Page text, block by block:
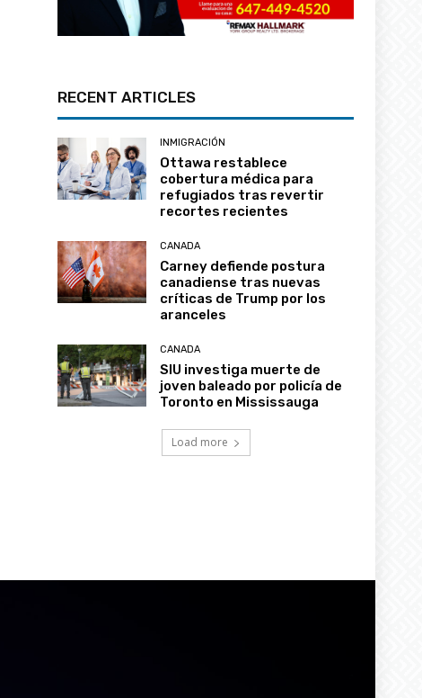
RECENT ARTICLES
INMIGRACIÓN
Ottawa restablece
cobertura médica para
refugiados tras revertir
recortes recientes
CANADA
Carney defiende postura
canadiense tras nuevas
críticas de Trump por los
aranceles
CANADA
SIU investiga muerte de
joven baleado por policía de
Toronto en Mississauga
Load more